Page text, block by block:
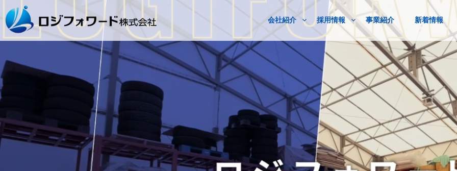
会社紹介 採用情報 事業紹介 新着情報